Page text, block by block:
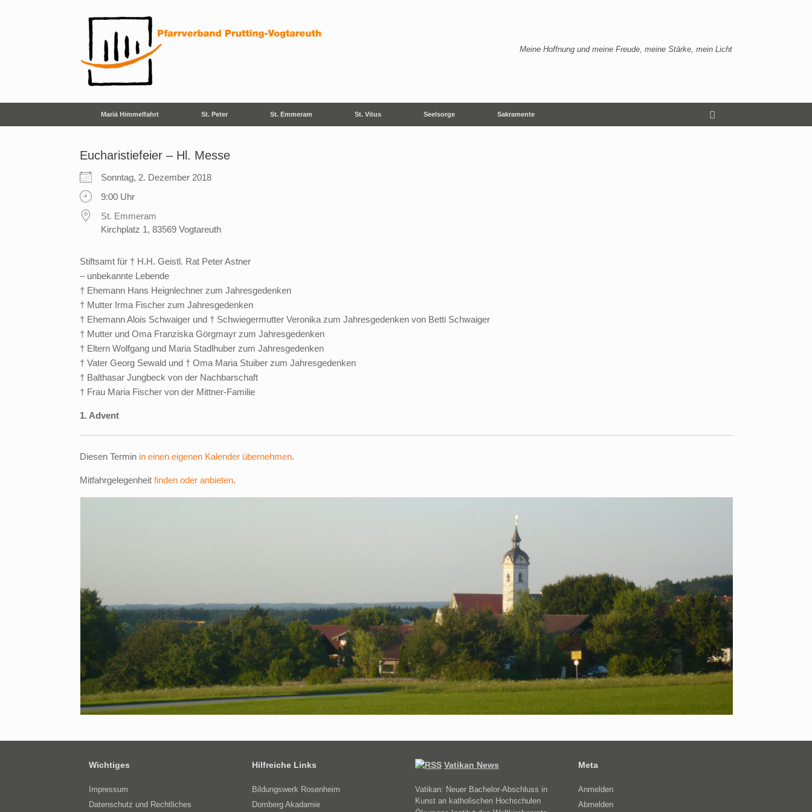
Meine Hoffnung und meine Freude, meine Stärke, mein Licht
Mariä Himmelfahrt St. Peter St. Emmeram St. Vitus Seelsorge Sakramente
Eucharistiefeier – Hl. Messe
Sonntag, 2. Dezember 2018
9:00 Uhr
St. Emmeram
Kirchplatz 1, 83569 Vogtareuth
Stiftsamt für † H.H. Geistl. Rat Peter Astner
– unbekannte Lebende
† Ehemann Hans Heignlechner zum Jahresgedenken
† Mutter Irma Fischer zum Jahresgedenken
† Ehemann Alois Schwaiger und † Schwiegermutter Veronika zum Jahresgedenken von Betti Schwaiger
† Mutter und Oma Franziska Görgmayr zum Jahresgedenken
† Eltern Wolfgang und Maria Stadlhuber zum Jahresgedenken
† Vater Georg Sewald und † Oma Maria Stuiber zum Jahresgedenken
† Balthasar Jungbeck von der Nachbarschaft
† Frau Maria Fischer von der Mittner-Familie
1. Advent
Diesen Termin in einen eigenen Kalender übernehmen.
Mitfahrgelegenheit finden oder anbieten.
Wichtiges
Impressum
Datenschutz und Rechtliches
Hilfreiche Links
Bildungswerk Rosenheim
Domberg Akadamie
Vatikan News
Vatikan: Neuer Bachelor-Abschluss in
Kunst an katholischen Hochschulen
Meta
Anmelden
Abmelden